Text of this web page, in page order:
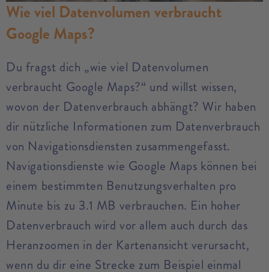
Wie viel Datenvolumen verbraucht
Google Maps?
Du fragst dich „wie viel Datenvolumen
verbraucht Google Maps?“ und willst wissen,
wovon der Datenverbrauch abhängt? Wir haben
dir nützliche Informationen zum Datenverbrauch
von Navigationsdiensten zusammengefasst.
Navigationsdienste wie Google Maps können bei
einem bestimmten Benutzungsverhalten pro
Minute bis zu 3.1 MB verbrauchen. Ein hoher
Datenverbrauch wird vor allem auch durch das
Heranzoomen in der Kartenansicht verursacht,
wenn du dir eine Strecke zum Beispiel einmal